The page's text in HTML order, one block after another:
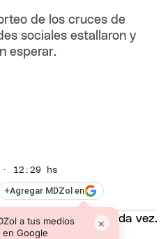
de los cruces de
sociales estallaron y
esperar.
12:29 hs
+Agregar MDZol en
a tus medios
Google
×